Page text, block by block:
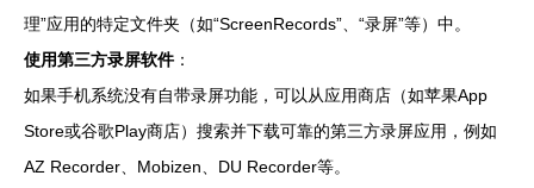
理”应用的特定文件夹（如“ScreenRecords”、“录屏”等）中。
使用第三方录屏软件：
如果手机系统没有自带录屏功能，可以从应用商店（如苹果App
Store或谷歌Play商店）搜索并下载可靠的第三方录屏应用，例如
AZ Recorder、Mobizen、DU Recorder等。